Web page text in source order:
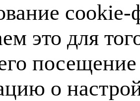
это для
о